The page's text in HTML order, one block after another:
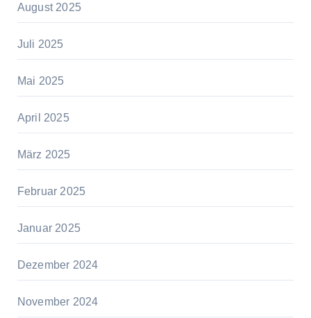
August 2025
Juli 2025
Mai 2025
April 2025
März 2025
Februar 2025
Januar 2025
Dezember 2024
November 2024